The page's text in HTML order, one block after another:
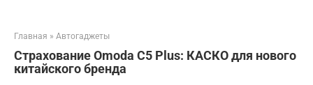
Главная » Автогаджеты
Страхование Omoda C5 Plus: КАСКО для нового
китайского бренда